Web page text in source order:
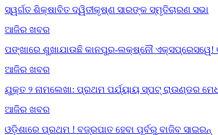
ସ୍ୱର୍ଗତ ଶିକ୍ଷାବିତ ଦ୍ୱିତୀକୃଷ୍ଣ ସାରଙ୍କ ସ୍ମୃତିଚାରଣ ସଭା
ଆଜିର ଖବର
ପଙ୍ଖାରେ ଶୁଖାଯାଉଛି କାନପୁର-ଲକ୍ଷ୍ନୌ ଏକ୍ସପ୍ରେସୱେ!
ଆଜିର ଖବର
ଯୁକ୍ତ ୨ ନାମଲେଖା: ପ୍ରଥମ ପର୍ଯ୍ୟାୟ ସ୍ପଟ୍ ରାଉଣ୍ଡର
ଆଜିର ଖବର
ଓଡ଼ିଶାରେ ପ୍ରଥମ ! ବଜ୍ରପାତ ହେବା ପୂର୍ବରୁ ବାଜିବ ସାଇରନ୍